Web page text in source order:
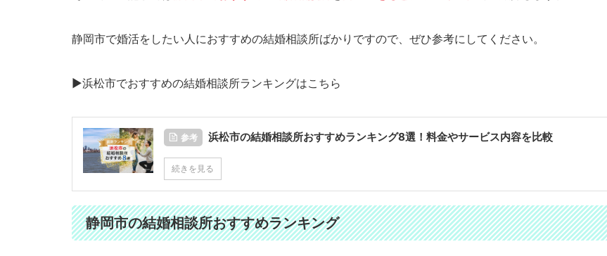
静岡市で婚活をしたい人におすすめの結婚相談所ばかりですので、ぜひ参考にしてください。
▶︎浜松市でおすすめの結婚相談所ランキングはこちら
参考 浜松市の結婚相談所おすすめランキング8選！料金やサービス内容を比較
続きを見る
静岡市の結婚相談所おすすめランキング